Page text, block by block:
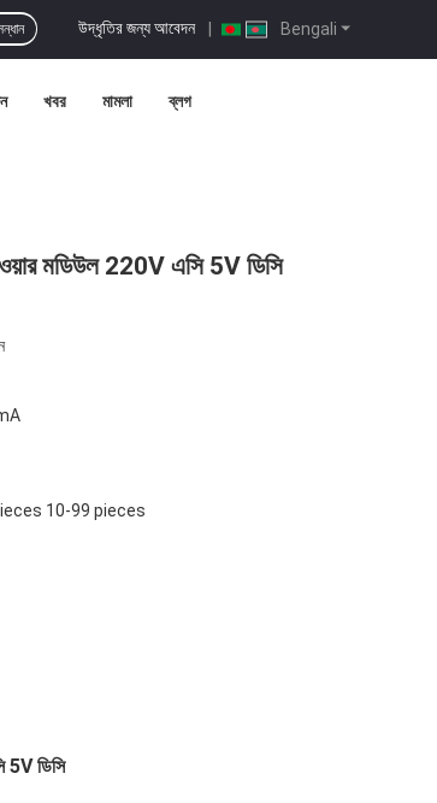
Bengali
উদ্ধৃতির জন্য আবেদন |
খবর মামলা ব্লগ
মডিউল 220V এসি 5V ডিসি
10-99 pieces
5V ডিসি